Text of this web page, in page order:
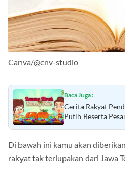
Canva/@cnv-studio
Baca Juga :
Cerita Rakyat
Putih Beserta
Di bawah ini kamu akan
rakyat tak terlupakan dari Jawa